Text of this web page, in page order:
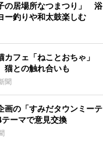
の居場所なつまつり」 浴
ー釣りや和太鼓楽しむ
カフェ「ねことおちゃ」
猫との触れ合いも
聞
画の「すみだタウンミーテ
ーマで意見交換